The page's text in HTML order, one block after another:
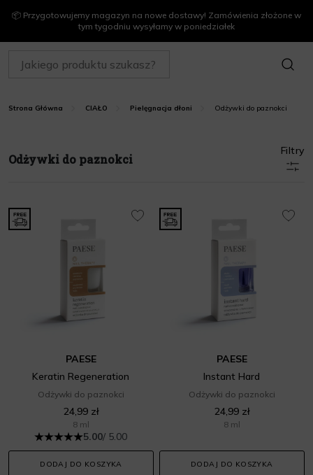
📦 Przygotowujemy magazyn na nowe dostawy! Zamówienia złożone w
tym tygodniu wysyłamy w poniedziałek
SZUKAJ
Strona Główna CIAŁO Pielęgnacja dłoni Odżywki do paznokci
Odżywki do paznokci
Filtry
PAESE
Keratin Regeneration
Odżywki do paznokci
24,99 zł
8 ml
5.00/ 5.00
DODAJ DO KOSZYKA
PAESE
Instant Hard
Odżywki do paznokci
24,99 zł
8 ml
DODAJ DO KOSZYKA